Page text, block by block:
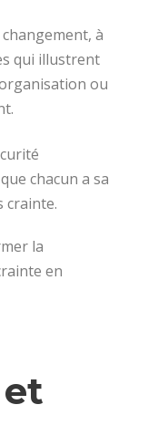
à
qui illustrent
ou
chacun a sa
crainte.
la
en